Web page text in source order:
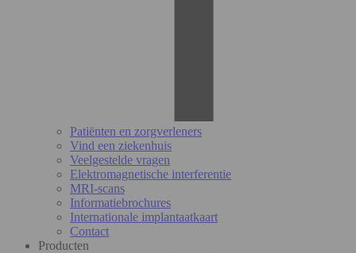
Patiënten en zorgverleners
Vind een ziekenhuis
Veelgestelde vragen
Elektromagnetische interferentie
MRI-scans
Informatiebrochures
Internationale implantaatkaart
Contact
Producten